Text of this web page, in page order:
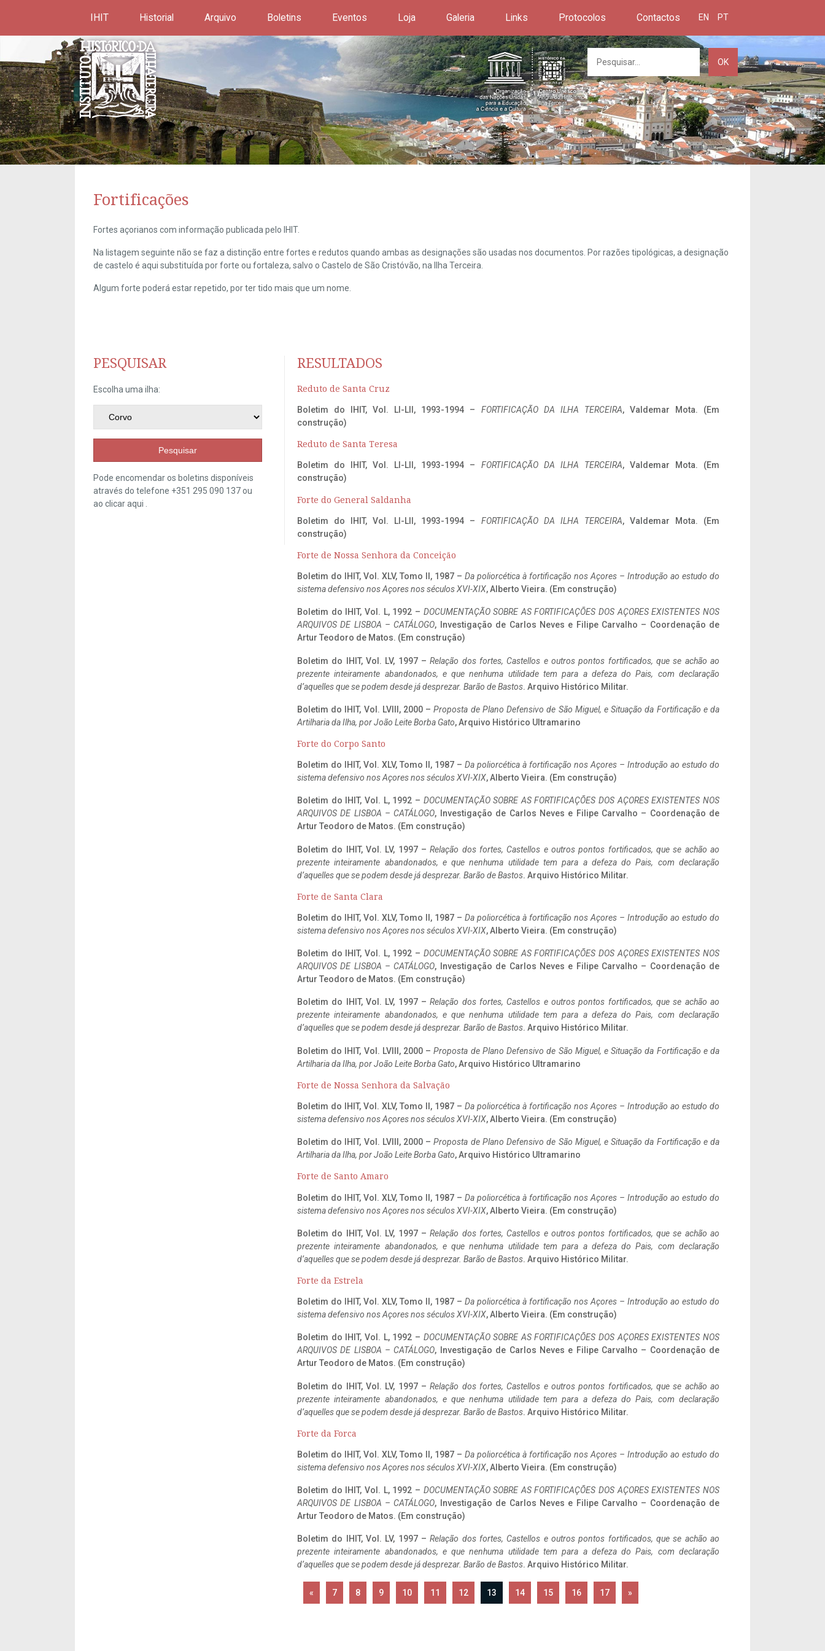
IHIT Historial Arquivo Boletins Eventos Loja Galeria Links Protocolos Contactos EN PT
OK
Fortificações
Fortes açorianos com informação publicada pelo IHIT.
Na listagem seguinte não se faz a distinção entre fortes e redutos quando ambas as designações são usadas nos documentos. Por razões tipológicas, a designação
de castelo é aqui substituída por forte ou fortaleza, salvo o Castelo de São Cristóvão, na Ilha Terceira.
Algum forte poderá estar repetido, por ter tido mais que um nome.
PESQUISAR
Escolha uma ilha:
Pesquisar
Pode encomendar os boletins disponíveis
através do telefone +351 295 090 137 ou
ao clicaraqui
RESULTADOS
Reduto de Santa Cruz
Boletim do IHIT, Vol. LI-LII, 1993-1994 – FORTIFICAÇÃO DA ILHA TERCEIRA, Valdemar Mota. (Em
construção)
Reduto de Santa Teresa
Boletim do IHIT, Vol. LI-LII, 1993-1994 – FORTIFICAÇÃO DA ILHA TERCEIRA, Valdemar Mota. (Em
construção)
Forte do General Saldanha
Boletim do IHIT, Vol. LI-LII, 1993-1994 – FORTIFICAÇÃO DA ILHA TERCEIRA, Valdemar Mota. (Em
construção)
Forte de Nossa Senhora da Conceição
Boletim do IHIT, Vol. XLV, Tomo II, 1987 – Da poliorcética à fortificação nos Açores – Introdução ao estudo do
sistema defensivo nos Açores nos séculos XVI-XIX, Alberto Vieira. (Em construção)
Boletim do IHIT, Vol. L, 1992 – DOCUMENTAÇÃO SOBRE AS FORTIFICAÇÕES DOS AÇORES EXISTENTES NOS
ARQUIVOS DE LISBOA – CATÁLOGO, Investigação de Carlos Neves e Filipe Carvalho – Coordenação de
Artur Teodoro de Matos. (Em construção)
Boletim do IHIT, Vol. LV, 1997 –Relação dos fortes, Castellos e outros pontos fortificados, que se achão ao
prezente inteiramente abandonados, e que nenhuma utilidade tem para a defeza do Pais, com declaração
d’aquelles que se podem desde já desprezar. Barão de Bastos. Arquivo Histórico Militar.
Boletim do IHIT, Vol. LVIII, 2000 –Proposta de Plano Defensivo de São Miguel, e Situação da Fortificação e da
Artilharia da Ilha, por João Leite Borba Gato, Arquivo Histórico Ultramarino
Forte do Corpo Santo
Boletim do IHIT, Vol. XLV, Tomo II, 1987 – Da poliorcética à fortificação nos Açores – Introdução ao estudo do
sistema defensivo nos Açores nos séculos XVI-XIX, Alberto Vieira. (Em construção)
Boletim do IHIT, Vol. L, 1992 – DOCUMENTAÇÃO SOBRE AS FORTIFICAÇÕES DOS AÇORES EXISTENTES NOS
ARQUIVOS DE LISBOA – CATÁLOGO, Investigação de Carlos Neves e Filipe Carvalho – Coordenação de
Artur Teodoro de Matos. (Em construção)
Boletim do IHIT, Vol. LV, 1997 –Relação dos fortes, Castellos e outros pontos fortificados, que se achão ao
prezente inteiramente abandonados, e que nenhuma utilidade tem para a defeza do Pais, com declaração
d’aquelles que se podem desde já desprezar. Barão de Bastos. Arquivo Histórico Militar.
Forte de Santa Clara
Boletim do IHIT, Vol. XLV, Tomo II, 1987 – Da poliorcética à fortificação nos Açores – Introdução ao estudo do
sistema defensivo nos Açores nos séculos XVI-XIX, Alberto Vieira. (Em construção)
Boletim do IHIT, Vol. L, 1992 – DOCUMENTAÇÃO SOBRE AS FORTIFICAÇÕES DOS AÇORES EXISTENTES NOS
ARQUIVOS DE LISBOA – CATÁLOGO, Investigação de Carlos Neves e Filipe Carvalho – Coordenação de
Artur Teodoro de Matos. (Em construção)
Boletim do IHIT, Vol. LV, 1997 –Relação dos fortes, Castellos e outros pontos fortificados, que se achão ao
prezente inteiramente abandonados, e que nenhuma utilidade tem para a defeza do Pais, com declaração
d’aquelles que se podem desde já desprezar. Barão de Bastos. Arquivo Histórico Militar.
Boletim do IHIT, Vol. LVIII, 2000 –Proposta de Plano Defensivo de São Miguel, e Situação da Fortificação e da
Artilharia da Ilha, por João Leite Borba Gato, Arquivo Histórico Ultramarino
Forte de Nossa Senhora da Salvação
Boletim do IHIT, Vol. XLV, Tomo II, 1987 – Da poliorcética à fortificação nos Açores – Introdução ao estudo do
sistema defensivo nos Açores nos séculos XVI-XIX, Alberto Vieira. (Em construção)
Boletim do IHIT, Vol. LVIII, 2000 –Proposta de Plano Defensivo de São Miguel, e Situação da Fortificação e da
Artilharia da Ilha, por João Leite Borba Gato, Arquivo Histórico Ultramarino
Forte de Santo Amaro
Boletim do IHIT, Vol. XLV, Tomo II, 1987 – Da poliorcética à fortificação nos Açores – Introdução ao estudo do
sistema defensivo nos Açores nos séculos XVI-XIX, Alberto Vieira. (Em construção)
Boletim do IHIT, Vol. LV, 1997 –Relação dos fortes, Castellos e outros pontos fortificados, que se achão ao
prezente inteiramente abandonados, e que nenhuma utilidade tem para a defeza do Pais, com declaração
d’aquelles que se podem desde já desprezar. Barão de Bastos. Arquivo Histórico Militar.
Forte da Estrela
Boletim do IHIT, Vol. XLV, Tomo II, 1987 – Da poliorcética à fortificação nos Açores – Introdução ao estudo do
sistema defensivo nos Açores nos séculos XVI-XIX, Alberto Vieira. (Em construção)
Boletim do IHIT, Vol. L, 1992 – DOCUMENTAÇÃO SOBRE AS FORTIFICAÇÕES DOS AÇORES EXISTENTES NOS
ARQUIVOS DE LISBOA – CATÁLOGO, Investigação de Carlos Neves e Filipe Carvalho – Coordenação de
Artur Teodoro de Matos. (Em construção)
Boletim do IHIT, Vol. LV, 1997 –Relação dos fortes, Castellos e outros pontos fortificados, que se achão ao
prezente inteiramente abandonados, e que nenhuma utilidade tem para a defeza do Pais, com declaração
d’aquelles que se podem desde já desprezar. Barão de Bastos. Arquivo Histórico Militar.
Forte da Forca
Boletim do IHIT, Vol. XLV, Tomo II, 1987 – Da poliorcética à fortificação nos Açores – Introdução ao estudo do
sistema defensivo nos Açores nos séculos XVI-XIX, Alberto Vieira. (Em construção)
Boletim do IHIT, Vol. L, 1992 – DOCUMENTAÇÃO SOBRE AS FORTIFICAÇÕES DOS AÇORES EXISTENTES NOS
ARQUIVOS DE LISBOA – CATÁLOGO, Investigação de Carlos Neves e Filipe Carvalho – Coordenação de
Artur Teodoro de Matos. (Em construção)
Boletim do IHIT, Vol. LV, 1997 –Relação dos fortes, Castellos e outros pontos fortificados, que se achão ao
prezente inteiramente abandonados, e que nenhuma utilidade tem para a defeza do Pais, com declaração
d’aquelles que se podem desde já desprezar. Barão de Bastos. Arquivo Histórico Militar.
« 7 8 9 10 11 12 13 14 15 16 17 »